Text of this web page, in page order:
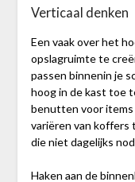
Verticaal denken
Een vaak over het
opslagruimte te
passen binnenin je
hoog in de kast toe
benutten voor items
variëren van koffers
die niet dagelijks
Haken aan de